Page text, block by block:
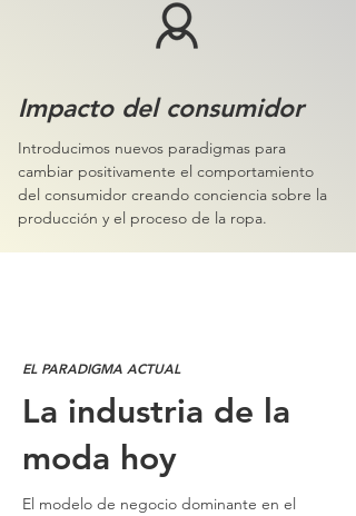
Impacto del consumidor
Introducimos nuevos paradigmas para
cambiar positivamente el comportamiento
del consumidor creando conciencia sobre la
producción y el proceso de la ropa.
EL PARADIGMA ACTUAL
La industria de la
moda hoy
El modelo de negocio dominante en el